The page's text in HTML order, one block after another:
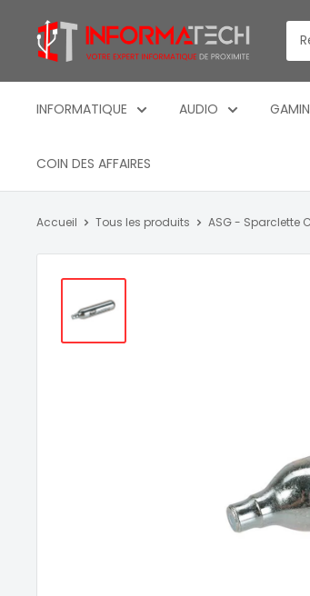
contenu
Informatech
-
expert
proximite
INFORMATIQUE AUDIO
COIN DES AFFAIRES
Accueil Tous les produits ASG - Sparclette